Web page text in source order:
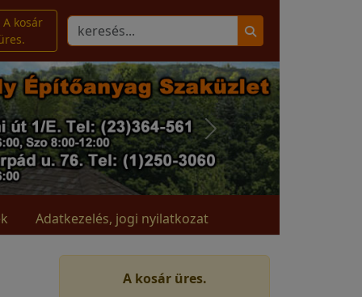
kosár
Adatkezelés, jogi nyilatkozat
A kosár üres.